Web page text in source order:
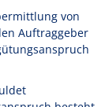
von
Auftraggeber